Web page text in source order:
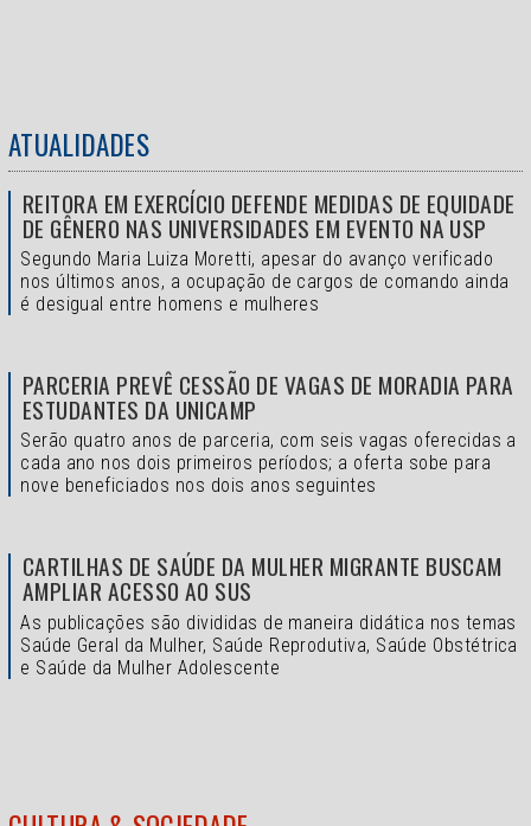
ATUALIDADES
REITORA EM EXERCÍCIO DEFENDE MEDIDAS DE EQUIDADE
DE GÊNERO NAS UNIVERSIDADES EM EVENTO NA USP
Segundo Maria Luiza Moretti, apesar do avanço verificado
nos últimos anos, a ocupação de cargos de comando ainda
é desigual entre homens e mulheres
PARCERIA PREVÊ CESSÃO DE VAGAS DE MORADIA PARA
ESTUDANTES DA UNICAMP
Serão quatro anos de parceria, com seis vagas oferecidas a
cada ano nos dois primeiros períodos; a oferta sobe para
nove beneficiados nos dois anos seguintes
CARTILHAS DE SAÚDE DA MULHER MIGRANTE BUSCAM
AMPLIAR ACESSO AO SUS
As publicações são divididas de maneira didática nos temas
Saúde Geral da Mulher, Saúde Reprodutiva, Saúde Obstétrica
e Saúde da Mulher Adolescente